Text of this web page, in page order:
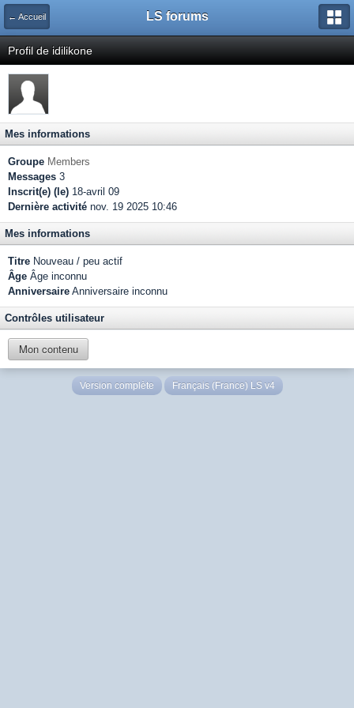
← Accueil LS forums
Profil de idilikone
Mes informations
Groupe Members
Messages 3
Inscrit(e) (le) 18-avril 09
Dernière activité nov. 19 2025 10:46
Mes informations
Titre Nouveau / peu actif
Âge Âge inconnu
Anniversaire Anniversaire inconnu
Contrôles utilisateur
Mon contenu
Version complète Français (France) LS v4